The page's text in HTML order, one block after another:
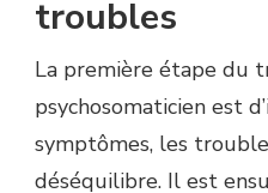
troubles
La première étape du
psychosomaticien est
symptômes, les
déséquilibre. Il est